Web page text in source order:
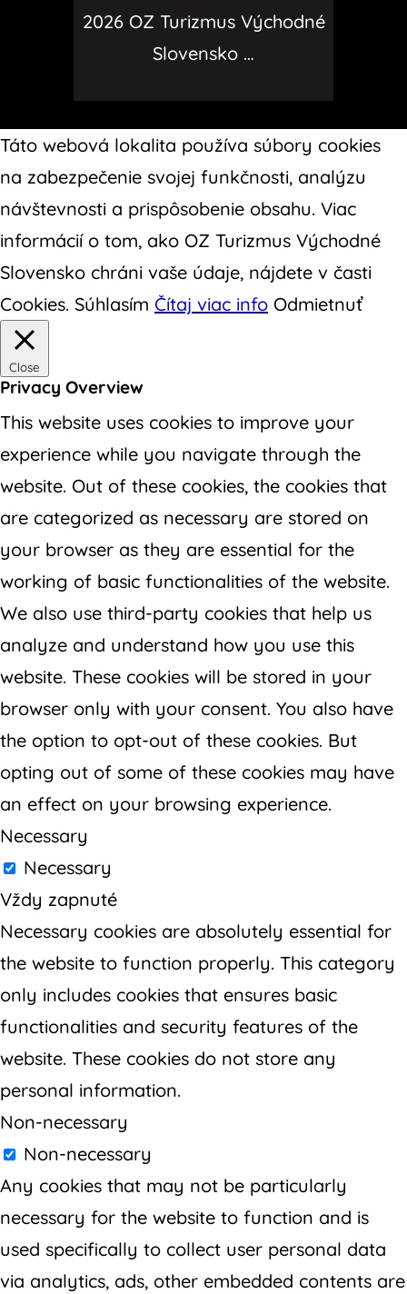
2026 OZ Turizmus Východné
Slovensko …
Táto webová lokalita používa súbory cookies
na zabezpečenie svojej funkčnosti, analýzu
návštevnosti a prispôsobenie obsahu. Viac
informácií o tom, ako OZ Turizmus Východné
Slovensko chráni vaše údaje, nájdete v časti
Cookies. Súhlasím Čítaj viac info Odmietnuť
Close
Privacy Overview
This website uses cookies to improve your
experience while you navigate through the
website. Out of these cookies, the cookies that
are categorized as necessary are stored on
your browser as they are essential for the
working of basic functionalities of the website.
We also use third-party cookies that help us
analyze and understand how you use this
website. These cookies will be stored in your
browser only with your consent. You also have
the option to opt-out of these cookies. But
opting out of some of these cookies may have
an effect on your browsing experience.
Necessary
Necessary
Vždy zapnuté
Necessary cookies are absolutely essential for
the website to function properly. This category
only includes cookies that ensures basic
functionalities and security features of the
website. These cookies do not store any
personal information.
Non-necessary
Non-necessary
Any cookies that may not be particularly
necessary for the website to function and is
used specifically to collect user personal data
via analytics, ads, other embedded contents are